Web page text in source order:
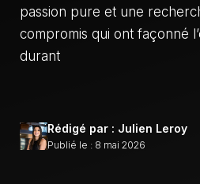
passion pure et une
compromis qui ont façonné
durant
Rédigé par : Julien Leroy
Publié le : 8 mai 2026